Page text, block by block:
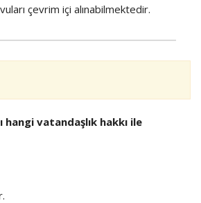
çevrim içi alınabilmektedir.
hangi vatandaşlık hakkı ile